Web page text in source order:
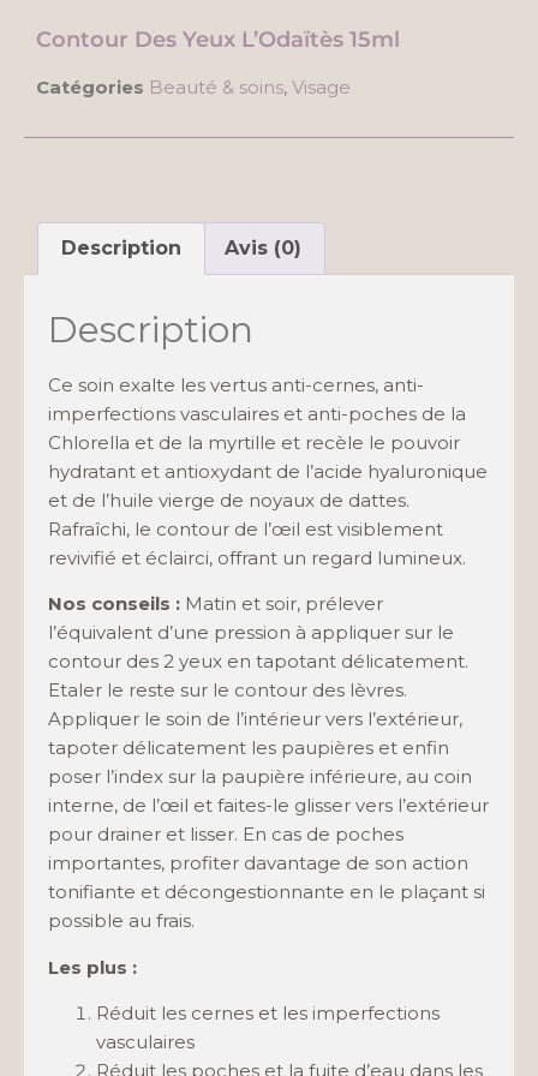
Contour Des Yeux L’Odaïtès 15ml
Catégories Beauté & soins, Visage
Description Avis (0)
Description
Ce soin exalte les vertus anti-cernes, anti-
imperfections vasculaires et anti-poches de la
Chlorella et de la myrtille et recèle le pouvoir
hydratant et antioxydant de l’acide hyaluronique
et de l’huile vierge de noyaux de dattes.
Rafraîchi, le contour de l’œil est visiblement
revivifié et éclairci, offrant un regard lumineux.
Nos conseils : Matin et soir, prélever
l’équivalent d’une pression à appliquer sur le
contour des 2 yeux en tapotant délicatement.
Etaler le reste sur le contour des lèvres.
Appliquer le soin de l’intérieur vers l’extérieur,
tapoter délicatement les paupières et enfin
poser l’index sur la paupière inférieure, au coin
interne, de l’œil et faites-le glisser vers l’extérieur
pour drainer et lisser. En cas de poches
importantes, profiter davantage de son action
tonifiante et décongestionnante en le plaçant si
possible au frais.
Les plus :
Réduit les cernes et les imperfections
vasculaires
Réduit les poches et la fuite d’eau dans les